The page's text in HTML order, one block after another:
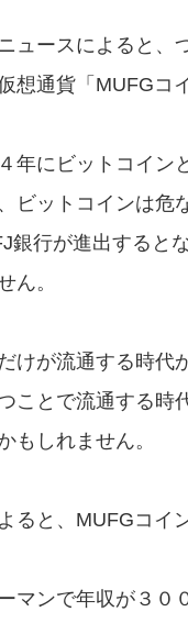
ュースによると、
想通貨「MUFGコ
年にビットコイン
ビットコインは危
銀行が進出すると
ん。
だけが流通する時
ことで流通する時
もしれません。
ると、MUFGコイ
マンで年収が３０